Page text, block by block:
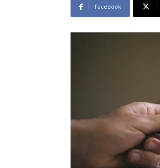
Facebook